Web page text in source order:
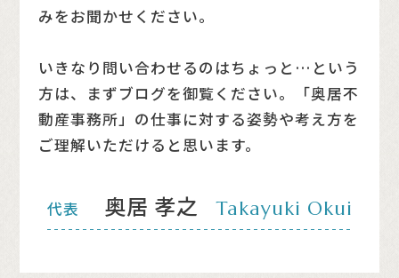
みをお聞かせください。
いきなり問い合わせるのはちょっと…という
方は、まずブログを御覧ください。「奥居不
動産事務所」の仕事に対する姿勢や考え方を
ご理解いただけると思います。
代表 奥居 孝之 Takayuki Okui